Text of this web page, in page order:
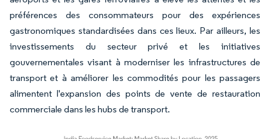
préférences des consommateurs pour des expériences
gastronomiques standardisées dans ces lieux. Par ailleurs, les
investissements du secteur privé et les initiatives
gouvernementales visant à moderniser les infrastructures de
transport et à améliorer les commodités pour les passagers
alimentent l'expansion des points de vente de restauration
commerciale dans les hubs de transport.